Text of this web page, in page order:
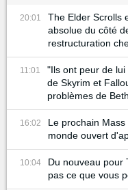
20:01
The Elder Scrolls
absolue du côté
restructuration
11:01
"Ils ont peur de
de Skyrim et
problèmes de
16:02
Le prochain
monde ouvert
10:04
Du nouveau pour
pas ce que vous